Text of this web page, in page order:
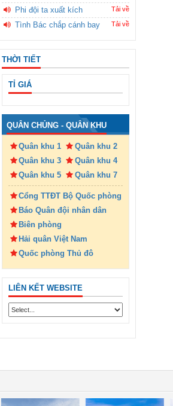
Phi đội ta xuất kích Tải về
Tình Bác chắp cánh bay Tải về
THỜI TIẾT
TỈ GIÁ
QUÂN CHỦNG - QUÂN KHU
Quân khu 1
Quân khu 2
Quân khu 3
Quân khu 4
Quân khu 5
Quân khu 7
Cổng TTĐT Bộ Quốc phòng
Báo Quân đội nhân dân
Biên phòng
Hải quân Việt Nam
Quốc phòng Thủ đô
LIÊN KẾT WEBSITE